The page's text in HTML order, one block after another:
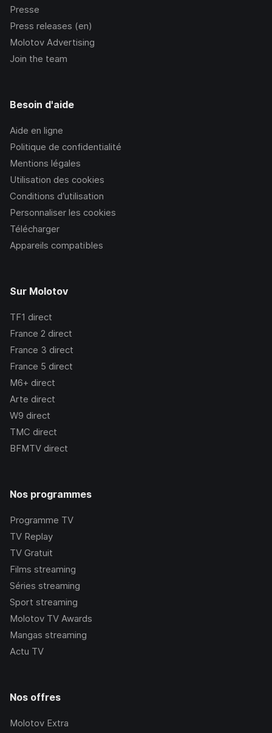
Presse
Press releases (en)
Molotov Advertising
Join the team
Besoin d'aide
Aide en ligne
Politique de confidentialité
Mentions légales
Utilisation des cookies
Conditions d’utilisation
Personnaliser les cookies
Télécharger
Appareils compatibles
Sur Molotov
TF1 direct
France 2 direct
France 3 direct
France 5 direct
M6+ direct
Arte direct
W9 direct
TMC direct
BFMTV direct
Nos programmes
Programme TV
TV Replay
TV Gratuit
Films streaming
Séries streaming
Sport streaming
Molotov TV Awards
Mangas streaming
Actu TV
Nos offres
Molotov Extra